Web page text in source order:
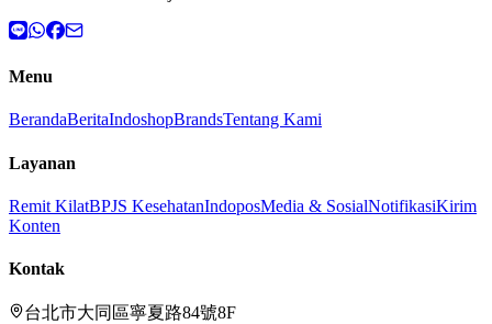
Menu
BerandaBeritaIndoshopBrandsTentang Kami
Layanan
Remit KilatBPJS KesehatanIndoposMedia & SosialNotifikasiKirim
Konten
Kontak
台北市大同區寧夏路84號8F